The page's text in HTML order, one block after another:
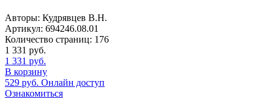
Авторы: Кудрявцев В.Н.
Артикул: 694246.08.01
Количество страниц: 176
1 331 руб.
1 331 руб.
В корзину
529 руб. Онлайн доступ
Ознакомиться